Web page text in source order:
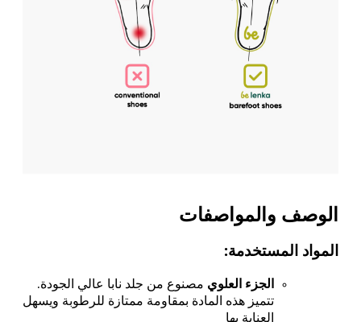
الوصف والمواصفات
المواد المستخدمة:
الجزء العلوي مصنوع من جلد نابا عالي الجودة.
تتميز هذه المادة بمقاومة ممتازة للرطوبة ويسهل
العناية بها